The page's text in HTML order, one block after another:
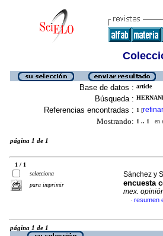
Base de datos : article
Búsqueda :
Referencias encontradas : 1 [refinar
Mostrando: 1 .. 1 en
página 1 de 1
1 / 1
selecciona
para imprimir
Sánchez y
encuesta
mex.
· resumen
página 1 de 1